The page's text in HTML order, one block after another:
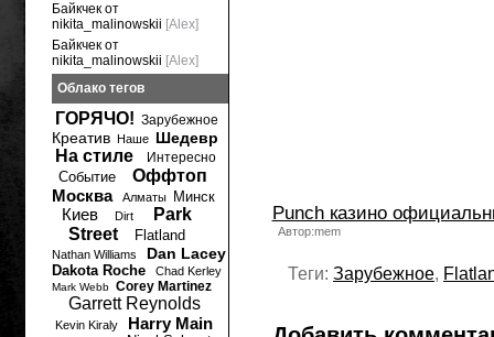
Punch казино
Автор:mem
Теги: Зарубежное,
Байкчек от
nikita_malinowskii [Alex]
Байкчек от
nikita_malinowskii [Alex]
Облако тегов
ГОРЯЧО! Зарубежное
Креатив Наше Шедевр
На стиле Интересно
Событие
Оффтоп
Москва
Алматы Минск
Киев Dirt
Park
Street
Flatland
Nathan Williams Dan Lacey
Dakota Roche Chad Kerley
Mark Webb Corey Martinez
Garrett Reynolds
Kevin Kiraly Harry Main